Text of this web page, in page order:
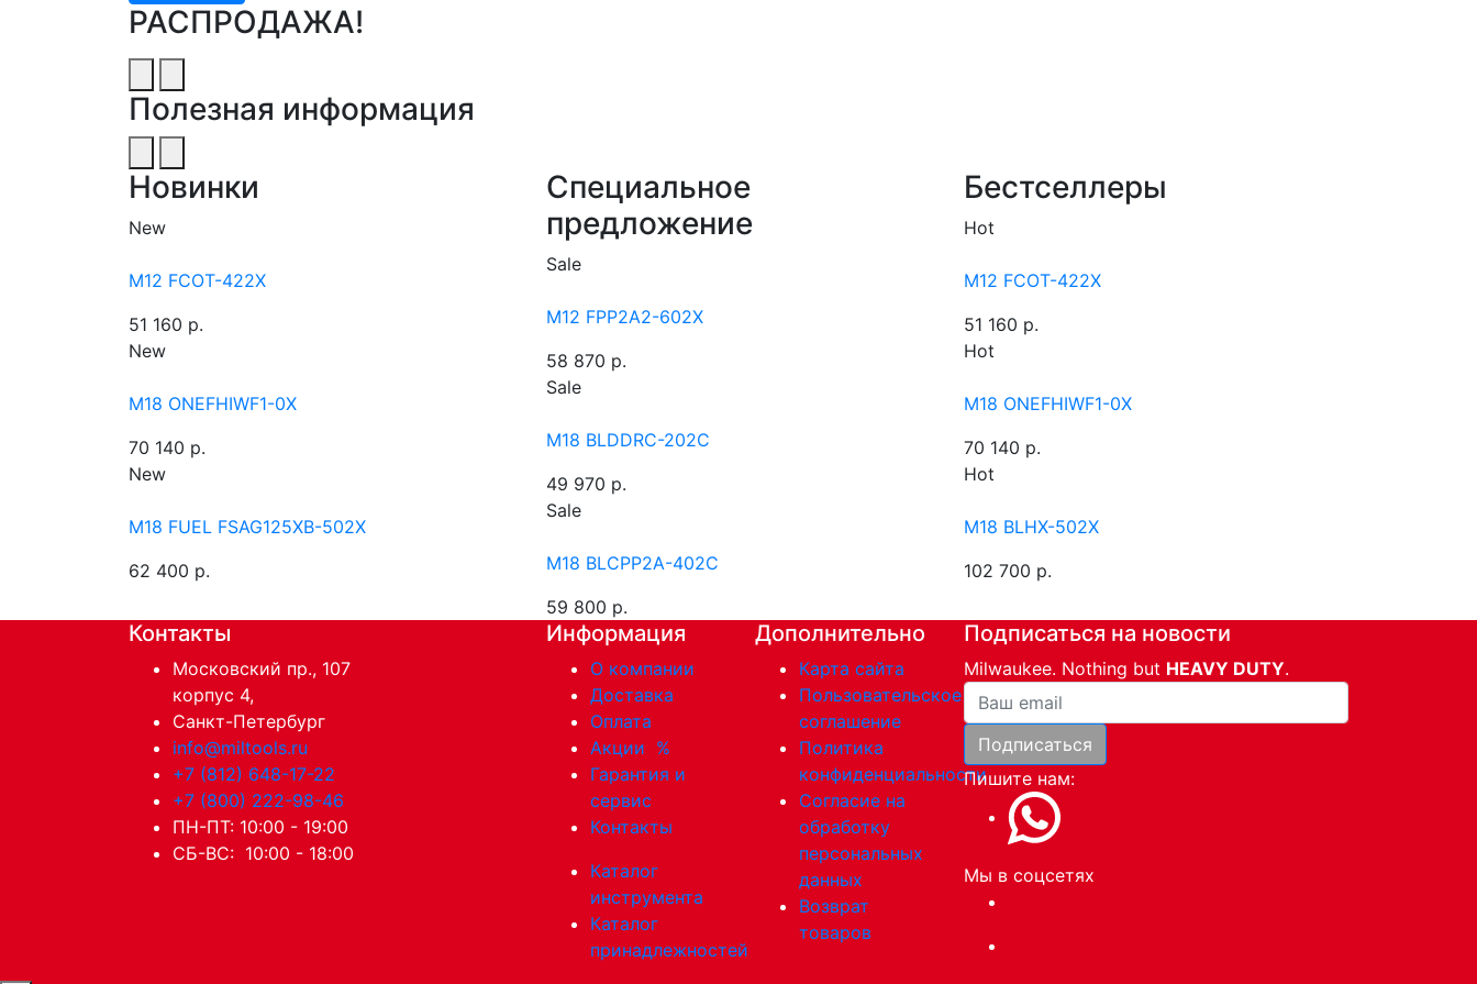
РАСПРОДАЖА!
Полезная информация
Новинки
New
M12 FCOT-422X
51 160 р.
New
M18 ONEFHIWF1-0X
70 140 р.
New
M18 FUEL FSAG125XB-502X
62 400 р.
Специальное
предложение
Sale
M12 FPP2A2-602X
58 870 р.
Sale
M18 BLDDRC-202C
49 970 р.
Sale
M18 BLCPP2A-402C
59 800 р.
Бестселлеры
Hot
M12 FCOT-422X
51 160 р.
Hot
M18 ONEFHIWF1-0X
70 140 р.
Hot
M18 BLHX-502X
102 700 р.
Контакты
Московский пр., 107
корпус 4,
Санкт-Петербург
info@miltools.ru
+7 (812) 648-17-22
+7 (800) 222-98-46
ПН-ПТ: 10:00 - 19:00
СБ-ВС: 10:00 - 18:00
Информация
О компании
Доставка
Оплата
Акции %
Гарантия и
сервис
Контакты
Каталог
инструмента
Каталог
принадлежностей
Дополнительно
Карта сайта
Пользовательское
соглашение
Политика
конфиденциальности
Согласие на
обработку
персональных
данных
Возврат
товаров
Подписаться на новости
Milwaukee. Nothing but HEAVY DUTY.
Ваша почта
Подписаться
Пишите нам:
Мы в соцсетях